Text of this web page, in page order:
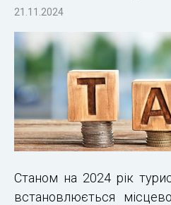
21.11.2024
Станом на 2024 рік
встановлюється